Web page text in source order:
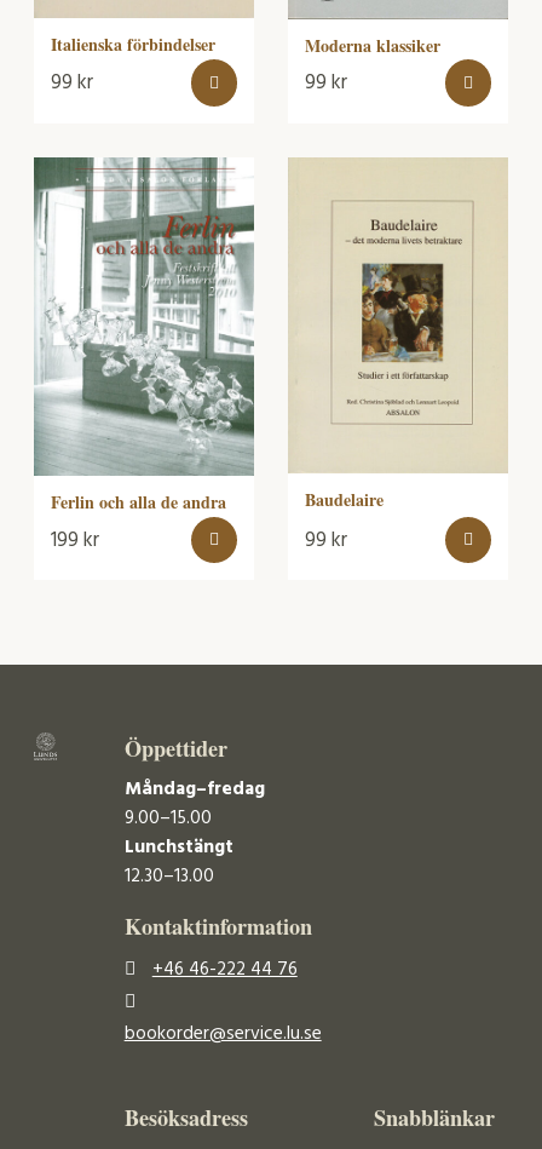
Italienska förbindelser
99kr
Moderna klassiker
99kr
Ferlin och alla de andra
199kr
Baudelaire
99kr
Öppettider
Måndag–fredag
9.00–15.00
Lunchstängt
12.30–13.00
Kontaktinformation
+46 46-222 44 76
bookorder@service.lu.se
Besöksadress Snabblänkar